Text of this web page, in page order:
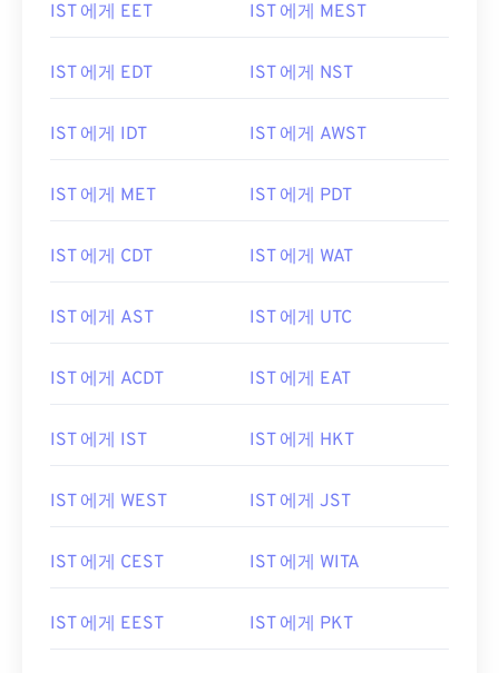
IST 에게 EET IST 에게 MEST
IST 에게 EDT IST 에게 NST
IST 에게 IDT IST 에게 AWST
IST 에게 MET IST 에게 PDT
IST 에게 CDT IST 에게 WAT
IST 에게 AST IST 에게 UTC
IST 에게 ACDT IST 에게 EAT
IST 에게 IST IST 에게 HKT
IST 에게 WEST IST 에게 JST
IST 에게 CEST IST 에게 WITA
IST 에게 EEST IST 에게 PKT